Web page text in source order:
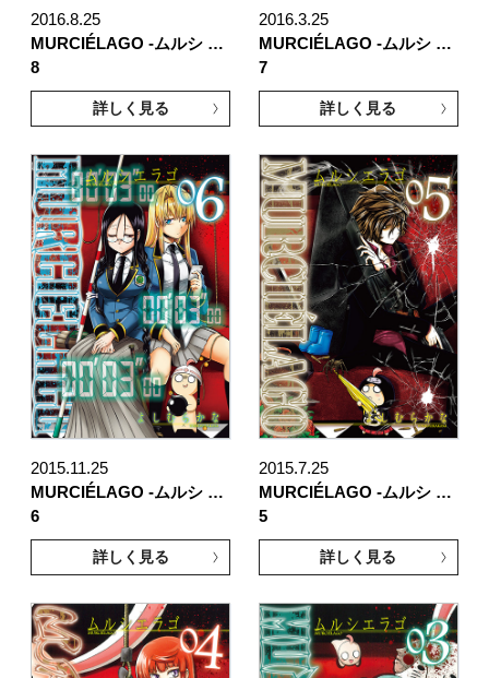
2016.8.25
MURCIÉLAGO -ムルシ …
8
詳しく見る
2016.3.25
MURCIÉLAGO -ムルシ …
7
詳しく見る
2015.11.25
MURCIÉLAGO -ムルシ …
6
詳しく見る
2015.7.25
MURCIÉLAGO -ムルシ …
5
詳しく見る